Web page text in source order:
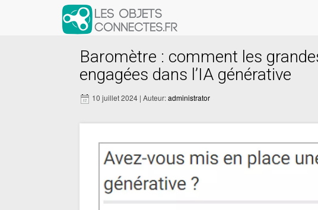
Baromètre : comment les
engagées dans l’IA générative
10 juillet 2024 | Auteur:administrator